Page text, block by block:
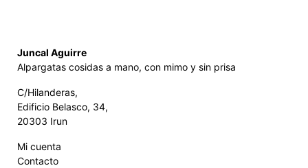
Juncal Aguirre
Alpargatas cosidas a mano, con mimo y sin prisa
C/Hilanderas,
Edificio Belasco, 34,
20303 Irun
Mi cuenta
Contacto